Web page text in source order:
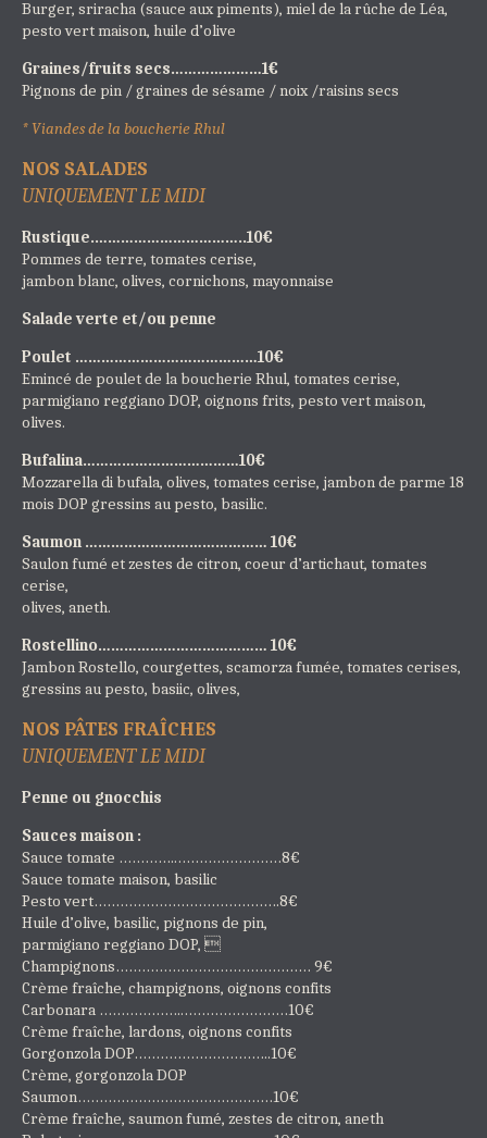
Burger, sriracha (sauce aux piments), miel de la rûche de Léa,
pesto vert maison, huile d’olive
Graines/fruits secs…………………1€
Pignons de pin / graines de sésame / noix /raisins secs
* Viandes de la boucherie Rhul
NOS SALADES
UNIQUEMENT LE MIDI
Rustique.……………………………..10€
Pommes de terre, tomates cerise,
jambon blanc, olives, cornichons, mayonnaise
Salade verte et/ou penne
Poulet ……………………………………10€
Emincé de poulet de la boucherie Rhul, tomates cerise,
parmigiano reggiano DOP, oignons frits, pesto vert maison,
olives.
Bufalina………………………………10€
Mozzarella di bufala, olives, tomates cerise, jambon de parme 18
mois DOP gressins au pesto, basilic.
Saumon …………………………………… 10€
Saulon fumé et zestes de citron, coeur d’artichaut, tomates
cerise,
olives, aneth.
Rostellino………………………………… 10€
Jambon Rostello, courgettes, scamorza fumée, tomates cerises,
gressins au pesto, basiic, olives,
NOS PÂTES FRAÎCHES
UNIQUEMENT LE MIDI
Penne ou gnocchis
Sauces maison :
Sauce tomate …………..……………………8€
Sauce tomate maison, basilic
Pesto vert…………………………………….8€
Huile d’olive, basilic, pignons de pin,
parmigiano reggiano DOP, 
Champignons……………………………………… 9€
Crème fraîche, champignons, oignons confits
Carbonara ………………..……………………10€
Crème fraîche, lardons, oignons confits
Gorgonzola DOP…………………………..10€
Crème, gorgonzola DOP
Saumon………………………………………10€
Crème fraîche, saumon fumé, zestes de citron, aneth